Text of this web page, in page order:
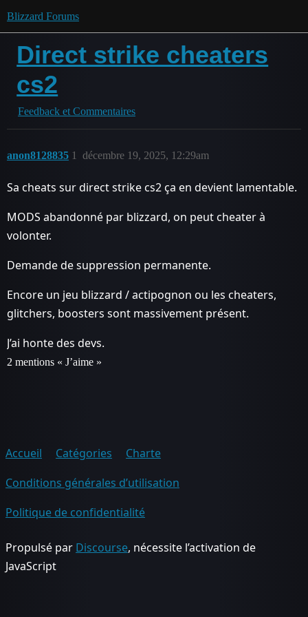
Blizzard Forums
Direct strike cheaters
cs2
Feedback et Commentaires
anon8128835 décembre 19, 2025, 12:29am
1
Sa cheats sur direct strike cs2 ça en devient lamentable.
MODS abandonné par blizzard, on peut cheater à
volonter.
Demande de suppression permanente.
Encore un jeu blizzard / actipognon ou les cheaters,
glitchers, boosters sont massivement présent.
J’ai honte des devs.
2 mentions « J’aime »
Accueil Catégories
Charte
Conditions générales d’utilisation
Politique de confidentialité
Propulsé par Discourse, nécessite l’activation de
JavaScript